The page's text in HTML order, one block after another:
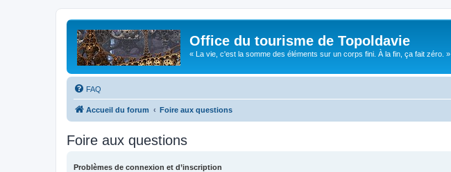
Office du tourisme de Topoldavie
« La vie, c'est la somme des éléments sur un corps fini. À la fin, ça fait zéro. »
FAQ
Accueil du forum Foire aux questions
Foire aux questions
Problèmes de connexion et d’inscription